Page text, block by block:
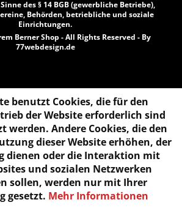
des § 14 BGB (gewerbliche Betriebe),
Behörden, betriebliche und soziale
Einrichtungen.
Berner Shop - All Rights Reserved - By
77webdesign.de
benutzt Cookies, die für den
der Website erforderlich sind
werden. Andere Cookies, die den
dieser Website erhöhen, der
dienen oder die Interaktion mit
und sozialen Netzwerken
sollen, werden nur mit Ihrer
gesetzt. Mehr Informationen